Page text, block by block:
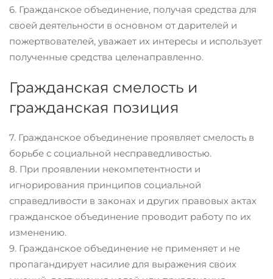
6. Гражданское объединение, получая средства для
своей деятельности в основном от дарителей и
пожертвователей, уважает их интересы и использует
полученные средства целенаправленно.
Гражданская смелость и
гражданская позиция
7. Гражданское объединение проявляет смелость в
борьбе с социальной несправедливостью.
8. При проявлении некомпетентности и
игнорирования принципов социальной
справедливости в законах и других правовых актах
гражданское объединение проводит работу по их
изменению.
9. Гражданское объединение не применяет и не
пропагандирует насилие для выражения своих